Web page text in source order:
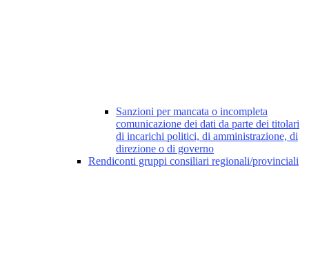
Sanzioni per mancata o incompleta
comunicazione dei dati da parte dei titolari
di incarichi politici, di amministrazione, di
direzione o di governo
Rendiconti gruppi consiliari regionali/provinciali